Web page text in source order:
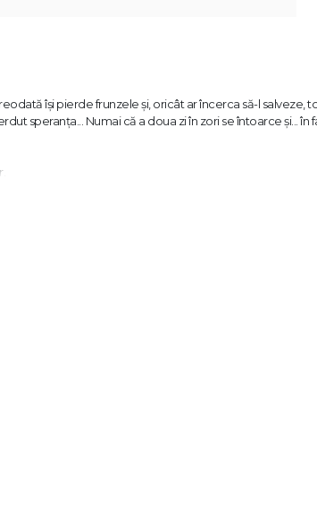
își pierde frunzele și, oricât ar încerca să-l salveze,
speranța... Numai că a doua zi în zori se întoarce și... în
să înțeleagă schimbarea anotimpurilor."